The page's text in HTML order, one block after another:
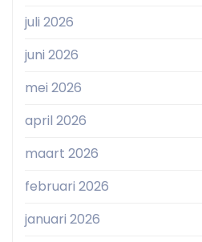
juli 2026
juni 2026
mei 2026
april 2026
maart 2026
februari 2026
januari 2026